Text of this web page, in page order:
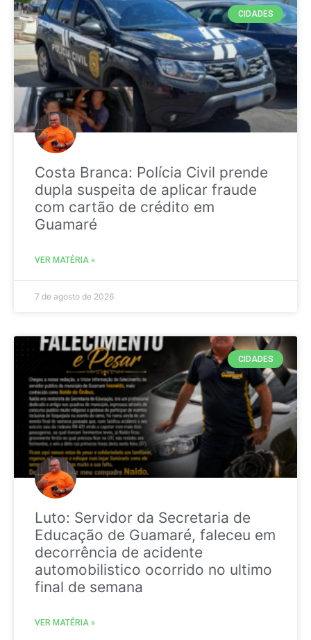
CIDADES
Costa Branca: Polícia Civil prende
dupla suspeita de aplicar fraude
com cartão de crédito em
Guamaré
VER MATÉRIA »
7 de agosto de 2026
CIDADES
Luto: Servidor da Secretaria de
Educação de Guamaré, faleceu em
decorrência de acidente
automobilistico ocorrido no ultimo
final de semana
VER MATÉRIA »